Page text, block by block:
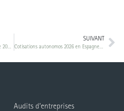
Convention fiscale franco-espagnole 2026 : résidence, double imposition et crédit d’impôt
SUIVANT
Cotisations autonomos 2026 en Espagne : 15 tranches RETA, tarifa plana 80 €, régularisation TGSS
Audits d’entreprises